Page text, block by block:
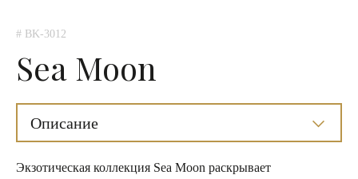
# BK-3012
Sea Moon
Описание
Экзотическая коллекция Sea Moon раскрывает